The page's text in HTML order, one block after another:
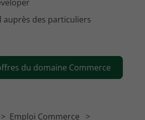
auprès des particuliers
relation client
commercial
du domaine Commerce
Emploi Commerce